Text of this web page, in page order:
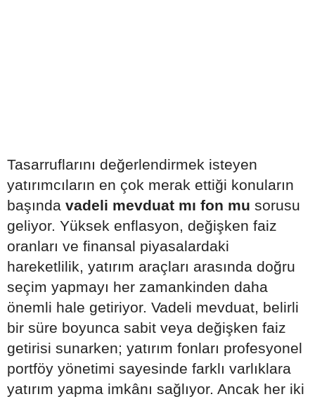
Tasarruflarını değerlendirmek isteyen
yatırımcıların en çok merak ettiği konuların
başında vadeli mevduat mı fon mu sorusu
geliyor. Yüksek enflasyon, değişken faiz
oranları ve finansal piyasalardaki
hareketlilik, yatırım araçları arasında doğru
seçim yapmayı her zamankinden daha
önemli hale getiriyor. Vadeli mevduat, belirli
bir süre boyunca sabit veya değişken faiz
getirisi sunarken; yatırım fonları profesyonel
portföy yönetimi sayesinde farklı varlıklara
yatırım yapma imkânı sağlıyor. Ancak her iki